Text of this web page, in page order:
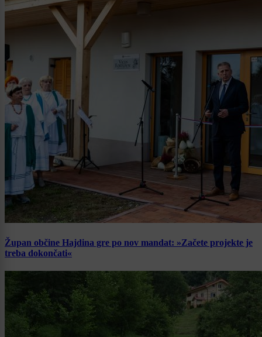
Župan občine Hajdina gre po nov mandat: »Začete projekte je
treba dokončati«